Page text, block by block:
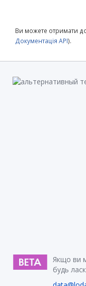
Ви можете отримати
Документація API).
Якщо ви
будь